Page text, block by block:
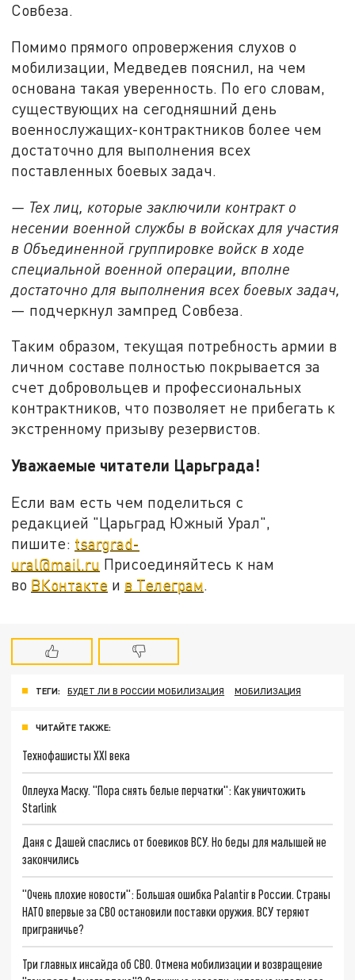
Совбеза.
Помимо прямого опровержения слухов о
мобилизации, Медведев пояснил, на чем
основана такая уверенность. По его словам,
существующих на сегодняшний день
военнослужащих-контрактников более чем
достаточно для выполнения всех
поставленных боевых задач.
— Тех лиц, которые заключили контракт о
несении военной службы в войсках для участия
в Объединенной группировке войск в ходе
специальной военной операции, вполне
достаточно для выполнения всех боевых задач,
— подчеркнул зампред Совбеза.
Таким образом, текущая потребность армии в
личном составе полностью покрывается за
счет добровольцев и профессиональных
контрактников, что позволяет не прибегать к
экстренному призыву резервистов.
Уважаемые читатели Царьграда!
Если вам есть чем поделиться с
редакцией "Царьград Южный Урал",
пишите: tsargrad-
ural@mail.ru Присоединяйтесь к нам
во ВКонтакте и в Телеграм
ТЕГИ: БУДЕТ ЛИ В РОССИИ МОБИЛИЗАЦИЯ МОБИЛИЗАЦИЯ
ЧИТАЙТЕ ТАКЖЕ:
Технофашисты XXI века
Оплеуха Маску. "Пора снять белые перчатки": Как уничтожить
Starlink
Даня с Дашей спаслись от боевиков ВСУ. Но беды для малышей не
закончились
"Очень плохие новости": Большая ошибка Palantir в России. Страны
НАТО впервые за СВО остановили поставки оружия. ВСУ теряют
приграничье?
Три главных инсайда об СВО. Отмена мобилизации и возвращение